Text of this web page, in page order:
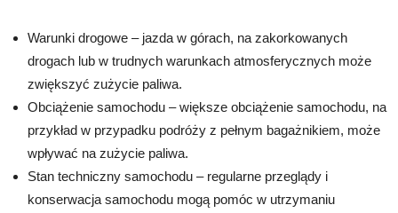
Warunki drogowe – jazda w górach, na zakorkowanych
drogach lub w trudnych warunkach atmosferycznych może
zwiększyć zużycie paliwa.
Obciążenie samochodu – większe obciążenie samochodu, na
przykład w przypadku podróży z pełnym bagażnikiem, może
wpływać na zużycie paliwa.
Stan techniczny samochodu – regularne przeglądy i
konserwacja samochodu mogą pomóc w utrzymaniu